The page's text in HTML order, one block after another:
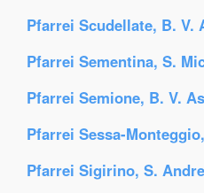
Pfarrei Scudellate, B. V.
Pfarrei Sementina, S.
Pfarrei Semione, B. V.
Pfarrei Sessa-
Pfarrei Sigirino, S.